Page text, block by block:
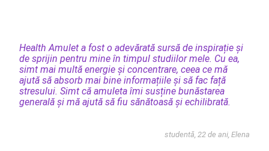
Health Amulet a fost o adevărată sursă de inspirație și
de sprijin pentru mine în timpul studiilor mele. Cu ea,
simt mai multă energie și concentrare, ceea ce mă
ajută să absorb mai bine informațiile și să fac față
stresului. Simt că amuleta îmi susține bunăstarea
generală și mă ajută să fiu sănătoasă și echilibrată.
studentă, 22 de ani, Elena